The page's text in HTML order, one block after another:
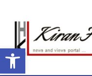
Open toolbar